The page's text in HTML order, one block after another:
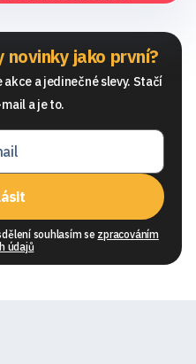
jako první?
akce a jedinečné slevy. Stačí
a je to.
souhlasím se zpracováním
údajů